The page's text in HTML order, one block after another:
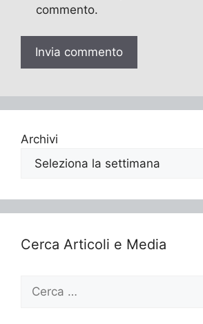
commento.
Archivi
Cerca Articoli e Media
Ricerca